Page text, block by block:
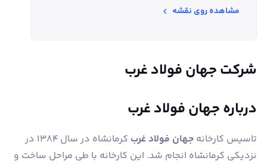
مشاهده روی نقشه
شرکت جهان فولاد غرب
درباره جهان فولاد غرب
تاسیس کارخانه جهان فولاد غرب
کرمانشاه در سال 1384 در
نزدیکی کرمانشاه انجام شد. این کارخانه با طی مراحل ساخت و